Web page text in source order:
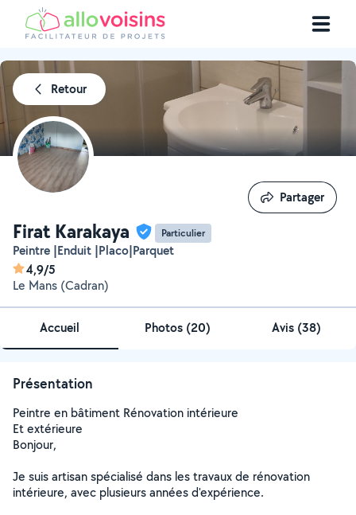
Retour
Firat Karakaya Particulier
Peintre |Enduit |Placo|Parquet
4,9/5
Le Mans (Cadran)
Partager
Partager
Accueil Photos (20) Avis (38)
Présentation
Peintre en bâtiment Rénovation intérieure
Et extérieure
Bonjour,
Je suis artisan spécialisé dans les travaux de rénovation
intérieure, avec plusieurs années d'expérience.